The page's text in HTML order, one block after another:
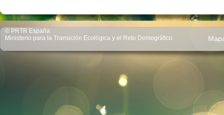
© PRTR España
Ministerio para la Transición Ecológica y el Reto Demográfico